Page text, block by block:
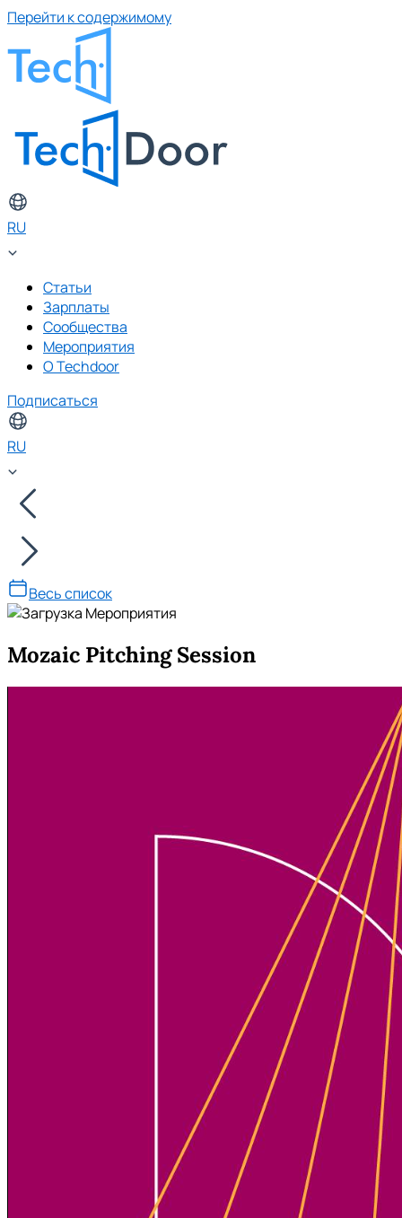
Перейти к содержимому
RU
Статьи
Зарплаты
Сообщества
Мероприятия
О Techdoor
Подписаться
RU
Весь список
Mozaic Pitching Session